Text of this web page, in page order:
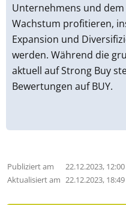
Unternehmens und
Wachstum profitieren,
Expansion und
werden. Während die
aktuell auf Strong Buy
Bewertungen auf BUY.
Publiziert am
22.12.2023,
Aktualisiert am 22.12.2023,